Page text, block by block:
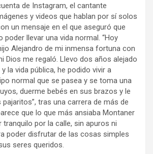
de Instagram, el cantante
y videos que hablan por sí solos
un mensaje en el que aseguró que
llevar una vida normal. “Hoy
Alejandro de mi inmensa fortuna con
Dios me regaló. Llevo dos años alejado
la vida pública, he podido vivir a
normal que se pasea y se toma una
duerme bebés en sus brazos y le
tras una carrera de más de
que lo que más ansiaba Montaner
tranquilo por la calle, sin apuros ni
poder disfrutar de las cosas simples
seres queridos.